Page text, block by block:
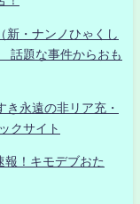
・ナンノひゃくし
話題な事件からおも
き永遠の非リア充・
クサイト
報！キモデブおた